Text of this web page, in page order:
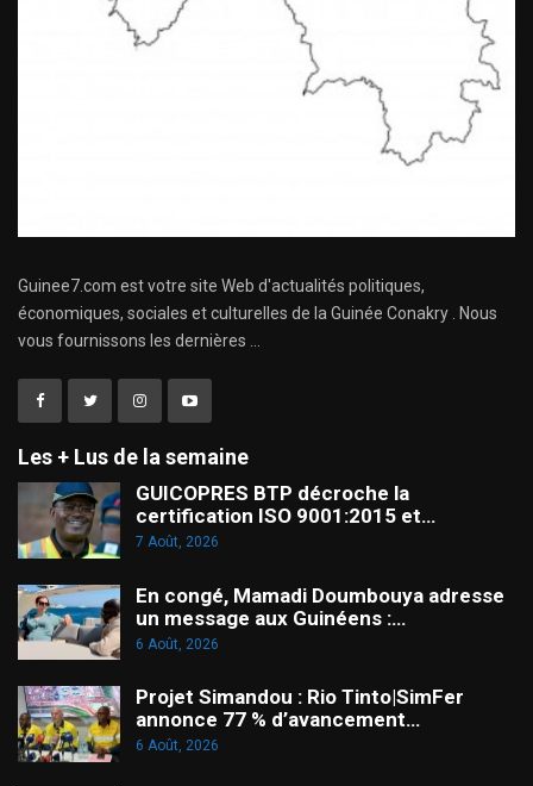
Guinee7.com est votre site Web d'actualités politiques,
économiques, sociales et culturelles de la Guinée Conakry . Nous
vous fournissons les dernières ...
Les + Lus de la semaine
GUICOPRES BTP décroche la
certification ISO 9001:2015 et…
7 Août, 2026
En congé, Mamadi Doumbouya adresse
un message aux Guinéens :…
6 Août, 2026
Projet Simandou : Rio Tinto|SimFer
annonce 77 % d’avancement…
6 Août, 2026